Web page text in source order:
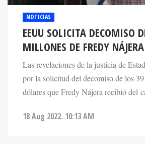
EEUU SOLICITA DECOMISO
MILLONES DE FREDY NÁJERA
Las revelaciones de la justicia de
por la solicitud del decomiso de los
dólares que Fredy Nájera recibió del